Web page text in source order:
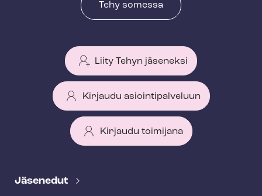
Tehy somessa
Liity Tehyn jäseneksi
Kirjaudu asiointipalveluun
Kirjaudu toimijana
e
Jäsenedut